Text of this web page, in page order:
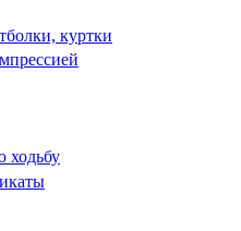
куртки
ходьбу